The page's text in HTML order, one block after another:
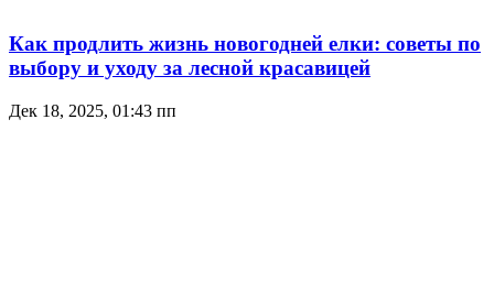
Как продлить жизнь новогодней елки: советы по
выбору и уходу за лесной красавицей
Дек 18, 2025, 01:43 пп